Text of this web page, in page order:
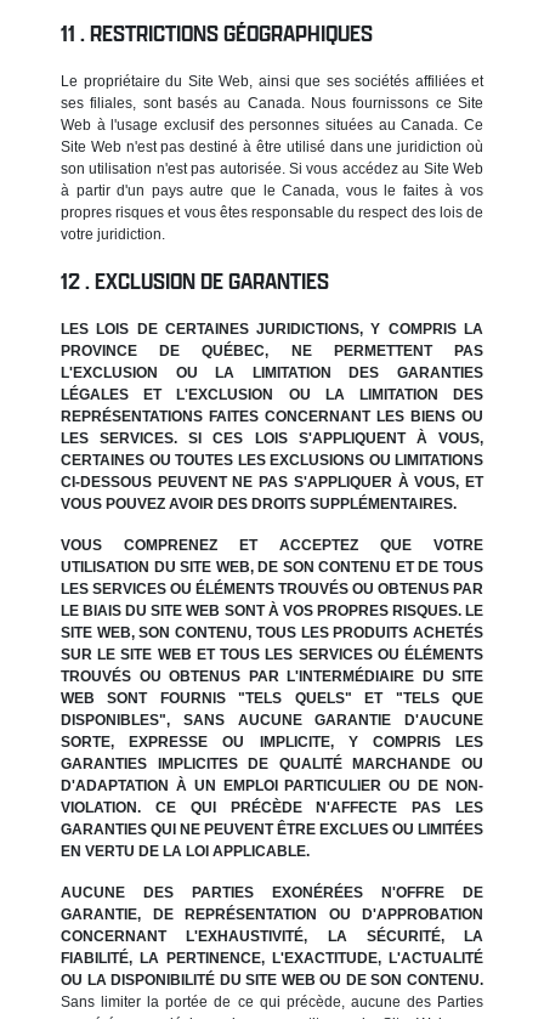
RESTRICTIONS GÉOGRAPHIQUES
Le propriétaire du Site Web, ainsi que ses sociétés affiliées et
ses filiales, sont basés au Canada. Nous fournissons ce Site
Web à l'usage exclusif des personnes situées au Canada. Ce
Site Web n'est pas destiné à être utilisé dans une juridiction où
son utilisation n'est pas autorisée. Si vous accédez au Site Web
à partir d'un pays autre que le Canada, vous le faites à vos
propres risques et vous êtes responsable du respect des lois de
votre juridiction.
EXCLUSION DE GARANTIES
LES LOIS DE CERTAINES JURIDICTIONS, Y COMPRIS LA
PROVINCE DE QUÉBEC, NE PERMETTENT PAS
L'EXCLUSION OU LA LIMITATION DES GARANTIES
LÉGALES ET L'EXCLUSION OU LA LIMITATION DES
REPRÉSENTATIONS FAITES CONCERNANT LES BIENS OU
LES SERVICES. SI CES LOIS S'APPLIQUENT À VOUS,
CERTAINES OU TOUTES LES EXCLUSIONS OU LIMITATIONS
CI-DESSOUS PEUVENT NE PAS S'APPLIQUER À VOUS, ET
VOUS POUVEZ AVOIR DES DROITS SUPPLÉMENTAIRES.
VOUS COMPRENEZ ET ACCEPTEZ QUE VOTRE
UTILISATION DU SITE WEB, DE SON CONTENU ET DE TOUS
LES SERVICES OU ÉLÉMENTS TROUVÉS OU OBTENUS PAR
LE BIAIS DU SITE WEB SONT À VOS PROPRES RISQUES. LE
SITE WEB, SON CONTENU, TOUS LES PRODUITS ACHETÉS
SUR LE SITE WEB ET TOUS LES SERVICES OU ÉLÉMENTS
TROUVÉS OU OBTENUS PAR L'INTERMÉDIAIRE DU SITE
WEB SONT FOURNIS "TELS QUELS" ET "TELS QUE
DISPONIBLES", SANS AUCUNE GARANTIE D'AUCUNE
SORTE, EXPRESSE OU IMPLICITE, Y COMPRIS LES
GARANTIES IMPLICITES DE QUALITÉ MARCHANDE OU
D'ADAPTATION À UN EMPLOI PARTICULIER OU DE NON-
VIOLATION. CE QUI PRÉCÈDE N'AFFECTE PAS LES
GARANTIES QUI NE PEUVENT ÊTRE EXCLUES OU LIMITÉES
EN VERTU DE LA LOI APPLICABLE.
AUCUNE DES PARTIES EXONÉRÉES N'OFFRE DE
GARANTIE, DE REPRÉSENTATION OU D'APPROBATION
CONCERNANT L'EXHAUSTIVITÉ, LA SÉCURITÉ, LA
FIABILITÉ, LA PERTINENCE, L'EXACTITUDE, L'ACTUALITÉ
OU LA DISPONIBILITÉ DU SITE WEB OU DE SON CONTENU.
Sans limiter la portée de ce qui précède, aucune des Parties